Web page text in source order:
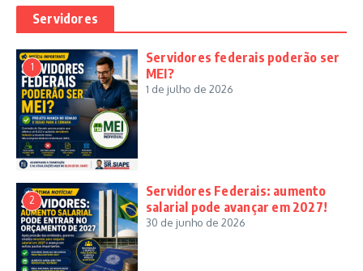
Servidores
1
Servidores federais poderão ser
MEI?
1 de julho de 2026
2
Servidores Federais: aumento
salarial pode avançar em 2027!
30 de junho de 2026